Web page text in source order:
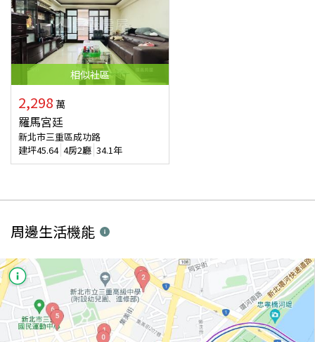
相似社區
2,298 萬
羅馬宮廷
新北市三重區成功路
建坪45.64 4房2廳 34.1年
周邊生活機能